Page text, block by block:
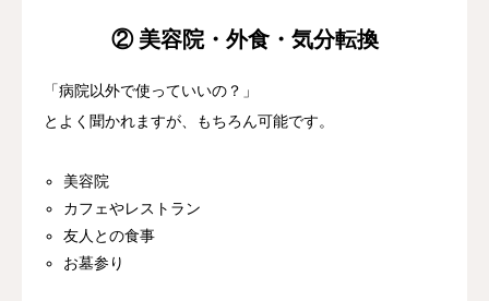
② 美容院・外食・気分転換
「病院以外で使っていいの？」
とよく聞かれますが、もちろん可能です。
美容院
カフェやレストラン
友人との食事
お墓参り